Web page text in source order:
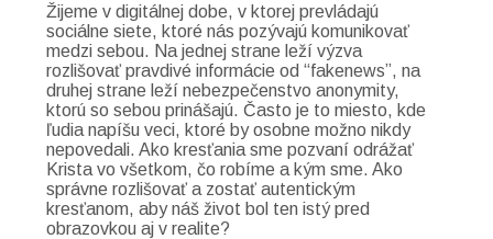
Žijeme v digitálnej dobe, v ktorej prevládajú
sociálne siete, ktoré nás pozývajú komunikovať
medzi sebou. Na jednej strane leží výzva
rozlišovať pravdivé informácie od “fakenews”, na
druhej strane leží nebezpečenstvo anonymity,
ktorú so sebou prinášajú. Často je to miesto, kde
ľudia napíšu veci, ktoré by osobne možno nikdy
nepovedali. Ako kresťania sme pozvaní odrážať
Krista vo všetkom, čo robíme a kým sme. Ako
správne rozlišovať a zostať autentickým
kresťanom, aby náš život bol ten istý pred
obrazovkou aj v realite?